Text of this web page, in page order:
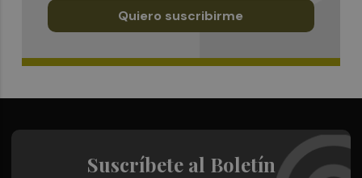
Quiero suscribirme
Suscríbete al Boletín